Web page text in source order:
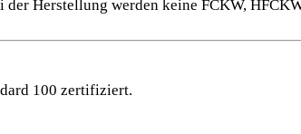
Herstellung werden keine FCKW,
100 zertifiziert.